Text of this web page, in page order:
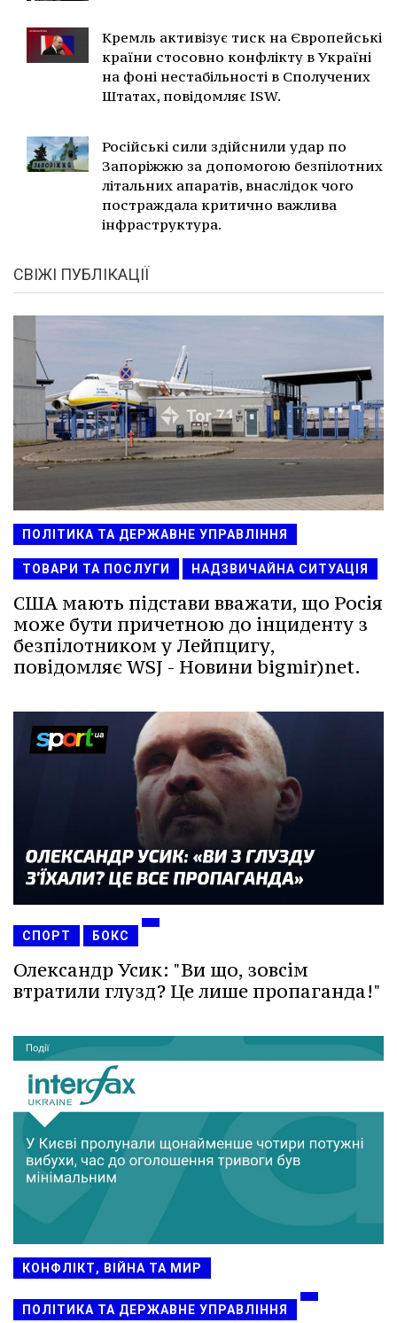
Кремль активізує тиск на Європейські
країни стосовно конфлікту в Україні
на фоні нестабільності в Сполучених
Штатах, повідомляє ISW.
Російські сили здійснили удар по
Запоріжжю за допомогою безпілотних
літальних апаратів, внаслідок чого
постраждала критично важлива
інфраструктура.
СВІЖІ ПУБЛІКАЦІЇ
ПОЛІТИКА ТА ДЕРЖАВНЕ УПРАВЛІННЯ
ТОВАРИ ТА ПОСЛУГИ НАДЗВИЧАЙНА СИТУАЦІЯ
США мають підстави вважати, що Росія
може бути причетною до інциденту з
безпілотником у Лейпцигу,
повідомляє WSJ - Новини bigmir)net.
СПОРТ БОКС
Олександр Усик: "Ви що, зовсім
втратили глузд? Це лише пропаганда!"
КОНФЛІКТ, ВІЙНА ТА МИР
ПОЛІТИКА ТА ДЕРЖАВНЕ УПРАВЛІННЯ